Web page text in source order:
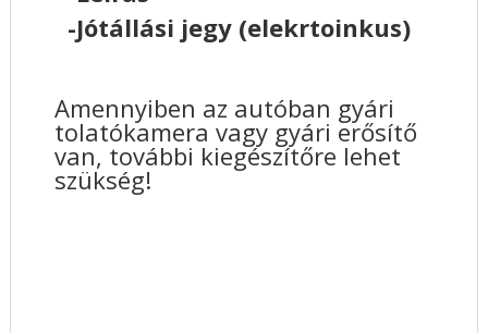
-Jótállási jegy (elekrtoinkus)
Amennyiben az autóban gyári
tolatókamera vagy gyári erősítő
van, további kiegészítőre lehet
szükség!